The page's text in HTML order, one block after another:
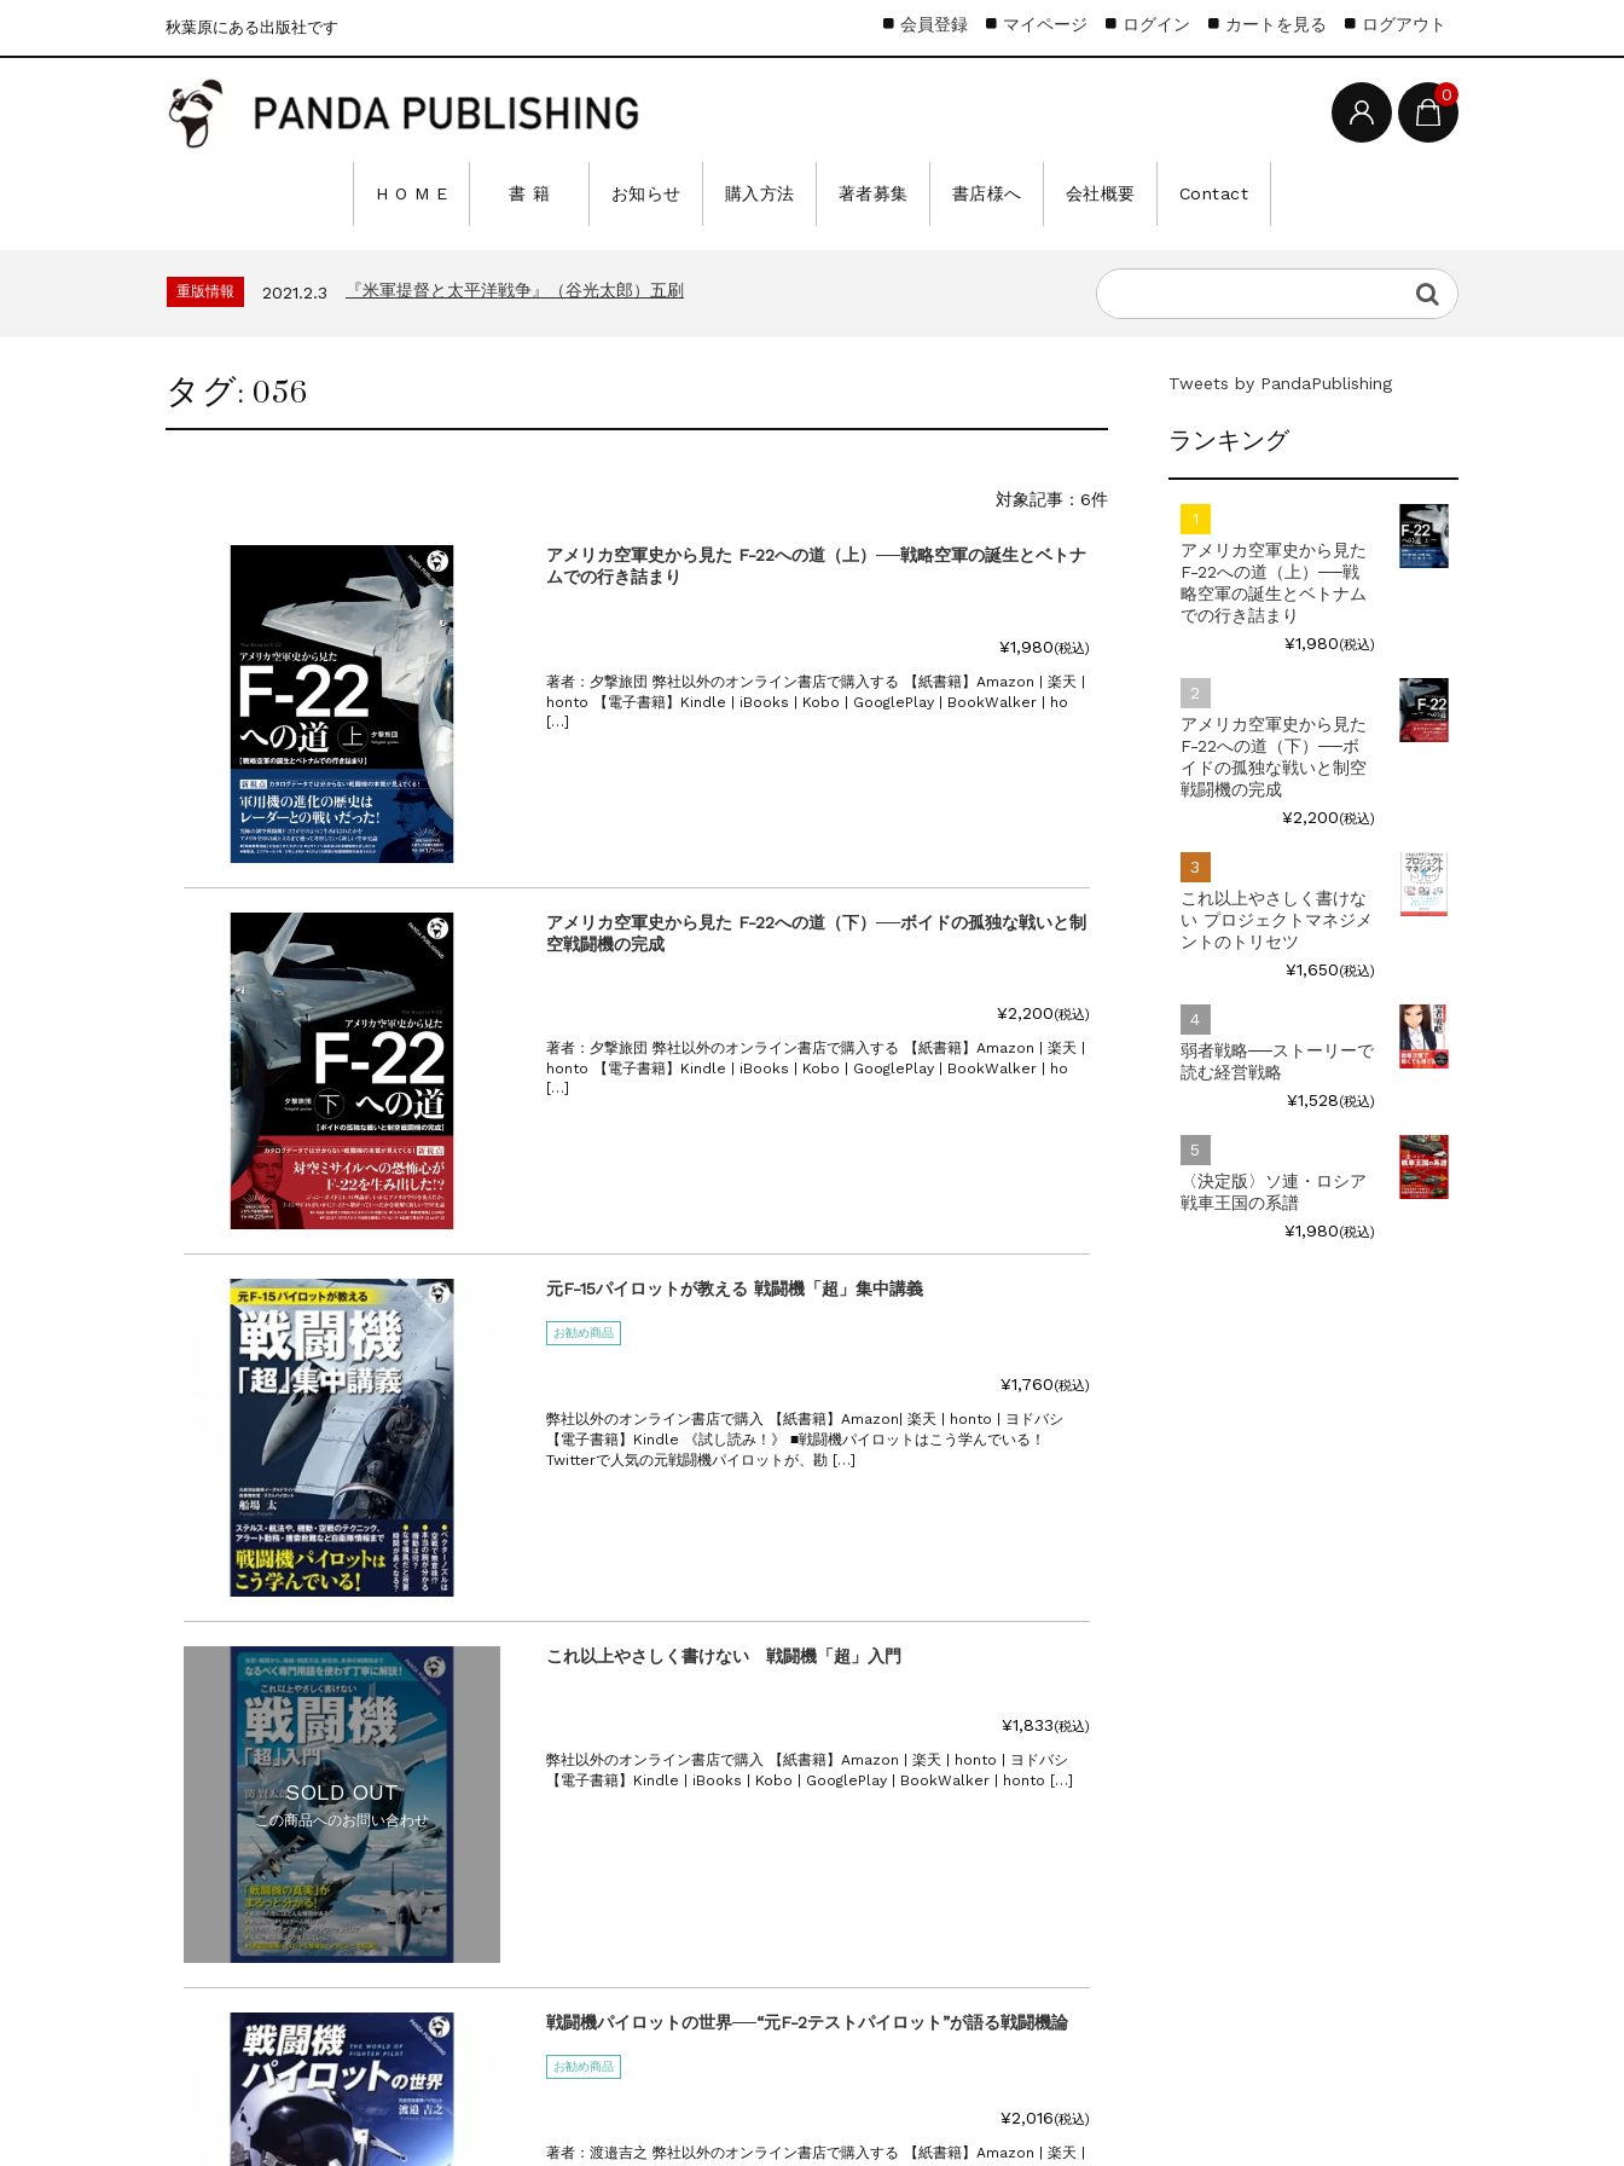
秋葉原にある出版社です
0
H O M E 書 籍 お知らせ 購入方法 著者募集 書店様へ 会社概要 Contact
会員登録 マイページ ログイン カートを見る ログアウト
『F-2超入門』（関 賢太郎）三刷
重版情報 2021.2.3 『米軍提督と太平洋戦争』（谷光太郎）五刷
重版情報 2020.12.18
2021.3.25
『F-2超入門』（関 賢太郎）三刷
タグ:056
対象記事：6件
アメリカ空軍史から見た F-22への道（上）──戦略空軍の誕生とベトナ
ムでの行き詰まり
¥1,980(税込)
著者：夕撃旅団 弊社以外のオンライン書店で購入する 【紙書籍】Amazon | 楽天 |
honto 【電子書籍】Kindle | iBooks | Kobo | GooglePlay | BookWalker | ho
[…]
アメリカ空軍史から見た F-22への道（下）──ボイドの孤独な戦いと制
空戦闘機の完成
¥2,200(税込)
著者：夕撃旅団 弊社以外のオンライン書店で購入する 【紙書籍】Amazon | 楽天 |
honto 【電子書籍】Kindle | iBooks | Kobo | GooglePlay | BookWalker | ho
[…]
元F-15パイロットが教える 戦闘機「超」集中講義
お勧め商品
¥1,760(税込)
弊社以外のオンライン書店で購入 【紙書籍】Amazon| 楽天 | honto | ヨドバシ
【電子書籍】Kindle 《試し読み！》 ■戦闘機パイロットはこう学んでいる！
Twitterで人気の元戦闘機パイロットが、勘 […]
SOLD OUT
この商品へのお問い合わせ
これ以上やさしく書けない 戦闘機「超」入門
¥1,833(税込)
弊社以外のオンライン書店で購入 【紙書籍】Amazon | 楽天 | honto | ヨドバシ
【電子書籍】Kindle | iBooks | Kobo | GooglePlay | BookWalker | honto […]
戦闘機パイロットの世界──“元F-2テストパイロット”が語る戦闘機論
お勧め商品
¥2,016(税込)
著者：渡邉吉之 弊社以外のオンライン書店で購入する 【紙書籍】Amazon | 楽天 |
Tweets by PandaPublishing
ランキング
アメリカ空軍史から見た
F-22への道（上）──戦
略空軍の誕生とベトナム
での行き詰まり
¥1,980(税込)
アメリカ空軍史から見た
F-22への道（下）──ボ
イドの孤独な戦いと制空
戦闘機の完成
¥2,200(税込)
これ以上やさしく書けな
い プロジェクトマネジメ
ントのトリセツ
¥1,650(税込)
弱者戦略──ストーリーで
読む経営戦略
¥1,528(税込)
〈決定版〉ソ連・ロシア
戦車王国の系譜
¥1,980(税込)